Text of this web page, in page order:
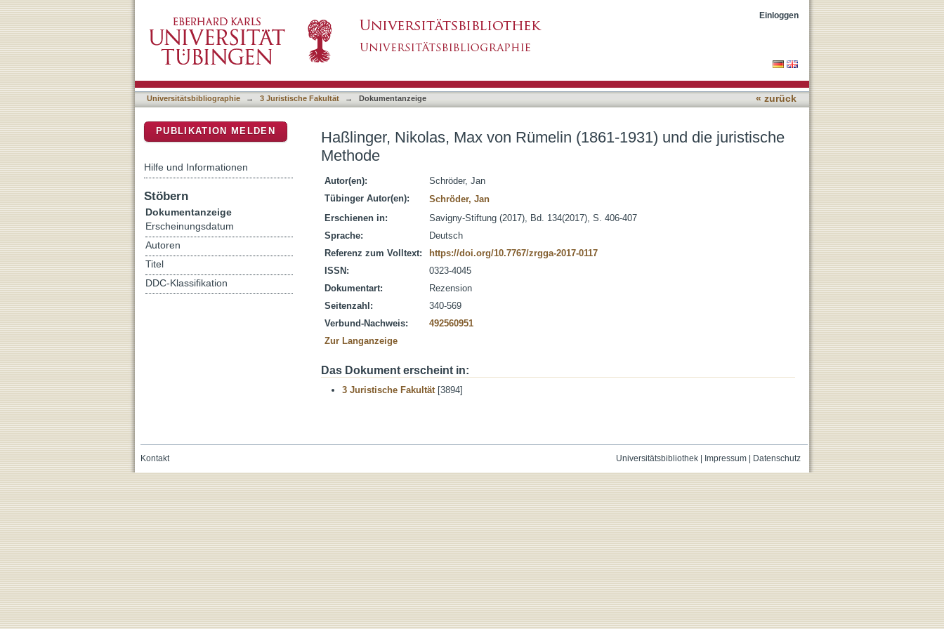
Einloggen
Universitätsbibliographie → 3 Juristische Fakultät → Dokumentanzeige « zurück
Haßlinger, Nikolas, Max von Rümelin (1861-1931) und die juristische
Methode
Autor(en):
Schröder, Jan
Tübinger Autor(en):
Schröder, Jan
Erschienen in:
Savigny-Stiftung (2017), Bd. 134(2017), S. 406-407
Sprache:
Deutsch
Referenz zum Volltext:
https://doi.org/10.7767/zrgga-2017-0117
ISSN:
0323-4045
Dokumentart:
Rezension
Seitenzahl:
340-569
Verbund-Nachweis:
492560951
Zur Langanzeige
Das Dokument erscheint in:
3 Juristische Fakultät[3894]
PUBLIKATION MELDEN
Hilfe und Informationen
Stöbern
Dokumentanzeige
Erscheinungsdatum
Autoren
Titel
DDC-Klassifikation
Universitätsbibliothek| Impressum| Datenschutz
Kontakt